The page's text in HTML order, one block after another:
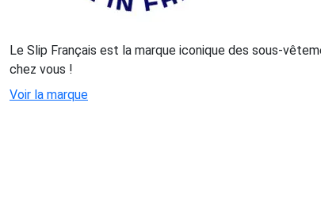
Le Slip Français est la marque iconique des sous-
chez vous !
Voir la marque